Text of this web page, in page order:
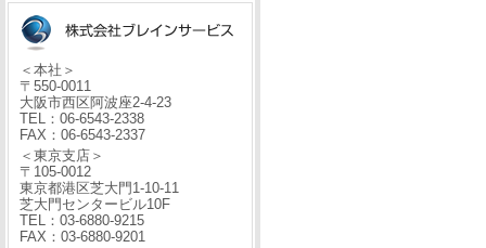
＜本社＞
〒550-0011
大阪市西区阿波座2-4-23
TEL：06-6543-2338
FAX：06-6543-2337
＜東京支店＞
〒105-0012
東京都港区芝大門1-10-11
芝大門センタービル10F
TEL：03-6880-9215
FAX：03-6880-9201